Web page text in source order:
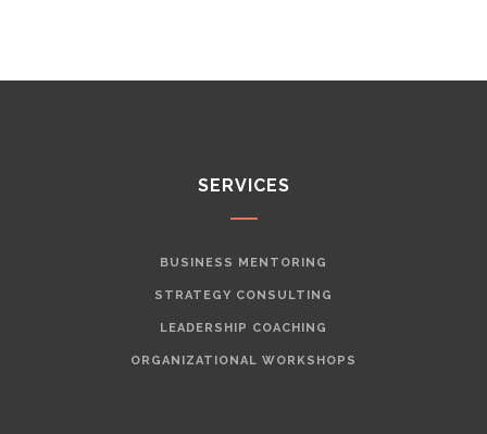
SERVICES
BUSINESS MENTORING
STRATEGY CONSULTING
LEADERSHIP COACHING
ORGANIZATIONAL WORKSHOPS